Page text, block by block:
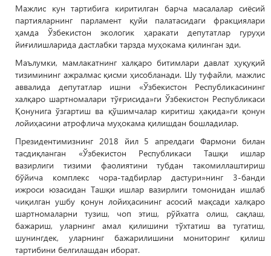
Мажлис кун тартибига киритилган барча масалалар сиёсий
партияларнинг парламент қуйи палатасидаги фракциялари
ҳамда Ўзбекистон экологик ҳаракати депутатлар гуруҳи
йиғилишларида дастлабки тарзда муҳокама қилинган эди.
Маълумки, мамлакатнинг халқаро битимлари давлат ҳуқуқий
тизимининг ажралмас қисми ҳисобланади. Шу туфайли, мажлис
аввалида депутатлар ишни «Ўзбекистон Республикасининг
халқаро шартномалари тўғрисида»ги Ўзбекистон Республикаси
Қонунига ўзгартиш ва қўшимчалар киритиш ҳақида»ги қонун
лойиҳасини атрофлича муҳокама қилишдан бошладилар.
Президентимизнинг 2018 йил 5 апрелдаги Фармони билан
тасдиқланган «Ўзбекистон Республикаси Ташқи ишлар
вазирлиги тизими фаолиятини тубдан такомиллаштириш
бўйича комплекс чора-тадбирлар дастури»нинг 3-банди
ижроси юзасидан Ташқи ишлар вазирлиги томонидан ишлаб
чиқилган ушбу қонун лойиҳасининг асосий мақсади халқаро
шартномаларни тузиш, чоп этиш, рўйхатга олиш, сақлаш,
бажариш, уларнинг амал қилишини тўхтатиш ва тугатиш,
шунингдек, уларнинг бажарилишини мониторинг қилиш
тартибини белгилашдан иборат.